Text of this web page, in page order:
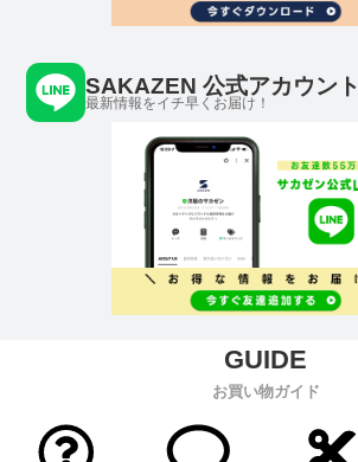
SAKAZEN 公式アカウント
最新情報をイチ早くお届け！
お買い物ガイド